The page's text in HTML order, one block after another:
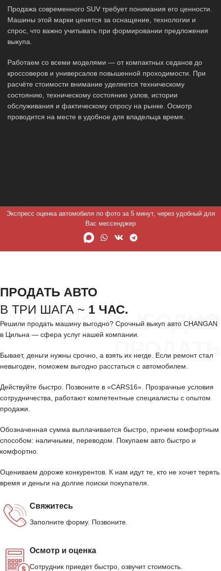
Продажа современного SUV требует понимания его ценности.
Машины этой марки ценятся за оснащение, технологии и
спрос, что важно учитывать при формировании предложения
выкупа.
Работаем со всеми моделями — от компактных седанов до
кроссоверов и универсалов повышенной проходимости. При
расчёте стоимости внимание уделяется техническому
состоянию, техническому состоянию узлов, истории
обслуживания и фактическому спросу на рынке. Осмотр
проводится на месте в удобное для владельца время.
Экспресс оценка автомобиля по фото за 5 минут, через удобный для
Вас мессенджер
СРОЧНО ВЫГОДНО
ПРОДАТЬ
ПРОДАТЬ АВТО
В ТРИ ШАГА ~ 1 ЧАС.
Решили продать машину выгодно? Срочный выкуп авто CHANGAN
в Цильна — сфера услуг нашей компании.
Бывает, деньги нужны срочно, а взять их негде. Если ремонт стал
невыгоден, поможем выгодно расстаться с автомобилем.
Действуйте быстро. Позвоните в «CARS16». Прозрачные условия
сотрудничества, работают компетентные специалисты с опытом
продажи.
Обозначенная сумма выплачивается быстро, причем комфортным
способом: наличными, переводом. Покупаем авто быстро и
комфортно.
Оцениваем дороже конкурентов. К нам идут те, кто не хочет терять
время и деньги на долгие поиски покупателя.
Свяжитесь
Заполните форму. Позвоните.
Осмотр и оценка
Сотрудник приедет быстро, озвучит стоимость.